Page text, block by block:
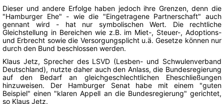
Dieser und andere Erfolge haben jedoch ihre Grenzen, denn die
"Hamburger Ehe" - wie die "Eingetragene Partnerschaft" auch
gennant wird - hat nur symbolischen Wert. Die rechtliche
Gleichstellung in Bereichen wie z.B. im Miet-, Steuer-, Adoptions-
und Erbrecht sowie die Versorgungsplicht u.ä. Gesetze können nur
durch den Bund beschlossen werden.
Klaus Jetz, Sprecher des LSVD (Lesben- und Schwulenverband
Deutschland), nutzte daher auch den Anlass, die Bundesregierung
auf den Bedarf an gleichgeschlechtlichen Eheschließungen
hinzuweisen. Der Hamburger Senat habe mit einem "guten
Beispiel" einen "klaren Appell an die Bundesregierung" gerichtet,
so Klaus Jetz.